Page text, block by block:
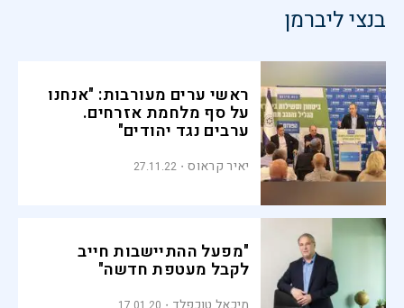
בנצי ליברמן
ראשי ערים מעורבות: "אנחנו
על סף מלחמת אזרחים.
ערבים נגד יהודים"
יאיר קראוס 27.11.22
"מפעל ההתיישבות חייב
לקבל מעטפת חדשה"